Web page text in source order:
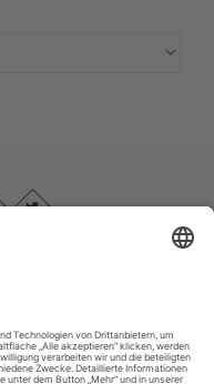
57392 Schmallenberg